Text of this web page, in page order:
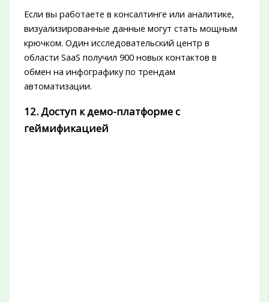
Если вы работаете в консалтинге или аналитике,
визуализированные данные могут стать мощным
крючком. Один исследовательский центр в
области SaaS получил 900 новых контактов в
обмен на инфографику по трендам
автоматизации.
12. Доступ к демо-платформе с
геймификацией